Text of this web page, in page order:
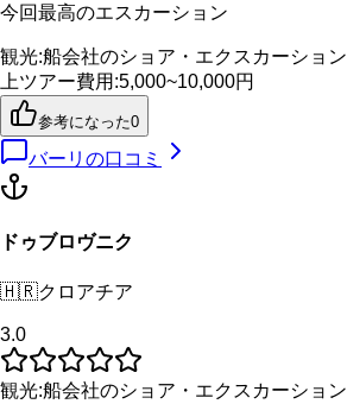
今回最高のエスカーション
観光:船会社のショア・エクスカーション
上ツアー費用 :5,000~10,000円
参考になった0
バーリ の口コミ
ドゥブロヴニク
🇭🇷クロアチア
3.0
観光:船会社のショア・エクスカーション